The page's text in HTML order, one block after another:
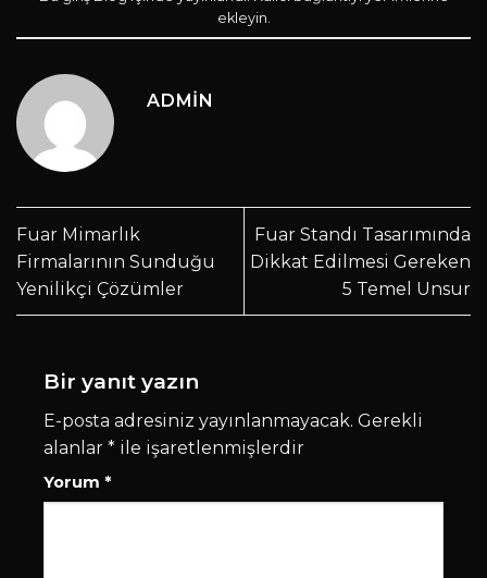
ekleyin.
ADMIN
Fuar Mimarlık
Firmalarının Sunduğu
Yenilikçi Çözümler
Fuar Standı Tasarımında
Dikkat Edilmesi Gereken
5 Temel Unsur
Bir yanıt yazın
E-posta adresiniz yayınlanmayacak. Gerekli
alanlar * ile işaretlenmişlerdir
Yorum *